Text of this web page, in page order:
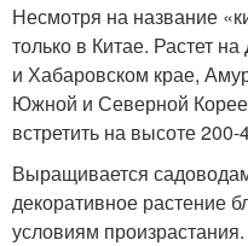
Несмотря на название
только в Китае. Растет
и Хабаровском крае,
Южной и Северной
встретить на высоте
Выращивается
декоративное растение
условиям произрастания.